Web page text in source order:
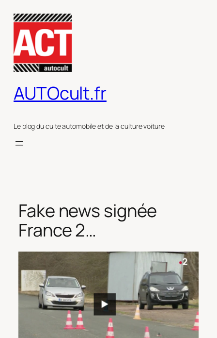
contenu
AUTOcult.fr
Le blog du culte automobile et de la culture voiture
Fake news signée
France 2…